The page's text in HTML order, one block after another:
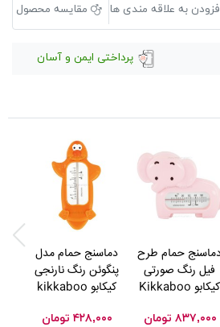
به علاقه مندی ها مقایسه محصول
پرداختی ایمن و آسان
حمام طرح
فیل رنگ صورتی
کیکابو Kikkaboo
۸۳۷,۰۰۰ تومان
دماسنج حمام مدل
پنگوئن رنگ نارنجی
کیکابو kikkaboo
۴۲۸,۰۰۰ تومان